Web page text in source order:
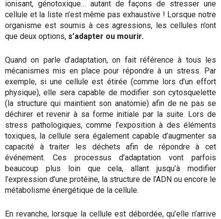
ionisant, génotoxique… autant de façons de stresser une
cellule et la liste n’est même pas exhaustive ! Lorsque notre
organisme est soumis à ces agressions, les cellules n’ont
que deux options, s’adapter ou mourir.
Quand on parle d’adaptation, on fait référence à tous les
mécanismes mis en place pour répondre à un stress. Par
exemple, si une cellule est étirée (comme lors d’un effort
physique), elle sera capable de modifier son cytosquelette
(la structure qui maintient son anatomie) afin de ne pas se
déchirer et revenir à sa forme initiale par la suite. Lors de
stress pathologiques, comme l’exposition à des éléments
toxiques, la cellule sera également capable d’augmenter sa
capacité à traiter les déchets afin de répondre à cet
événement. Ces processus d’adaptation vont parfois
beaucoup plus loin que cela, allant jusqu’à modifier
l’expression d’une protéine, la structure de l’ADN ou encore le
métabolisme énergétique de la cellule.
En revanche, lorsque la cellule est débordée, qu’elle n’arrive